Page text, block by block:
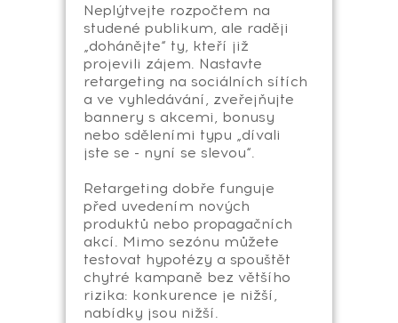
Neplýtvejte rozpočtem na
studené publikum, ale raději
„dohánějte“ ty, kteří již
projevili zájem. Nastavte
retargeting na sociálních sítích
a ve vyhledávání, zveřejňujte
bannery s akcemi, bonusy
nebo sděleními typu „dívali
jste se - nyní se slevou“.
Retargeting dobře funguje
před uvedením nových
produktů nebo propagačních
akcí. Mimo sezónu můžete
testovat hypotézy a spouštět
chytré kampaně bez většího
rizika: konkurence je nižší,
nabídky jsou nižší.